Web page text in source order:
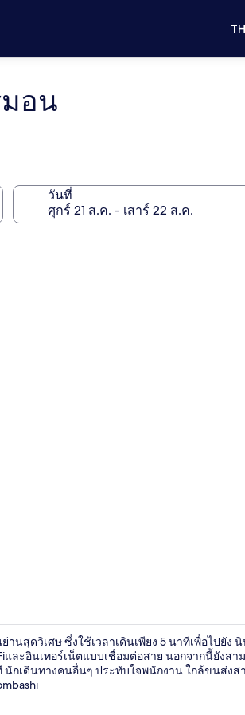
อน
วันที่
สุดวิเศษ ซึ่งใช้เวลาเดินเพียง 5 นาทีเพื่อไปยัง
ะอินเทอร์เน็ตแบบเชื่อมต่อสาย นอกจากนี้ยังสา
นักเดินทางคนอื่นๆ ประทับใจพนักงาน ใกล้ขนส่งส